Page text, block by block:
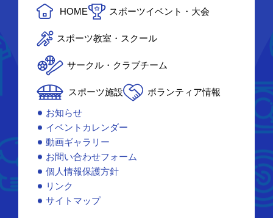
HOME スポーツイベント・大会
スポーツ教室・スクール
サークル・クラブチーム
スポーツ施設
ボランティア情報
お知らせ
イベントカレンダー
動画ギャラリー
お問い合わせフォーム
個人情報保護方針
リンク
サイトマップ